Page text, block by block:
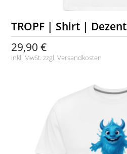
TROPF | Shirt | Dezent
29,90 €
inkl. MwSt. zzgl.Versandkosten